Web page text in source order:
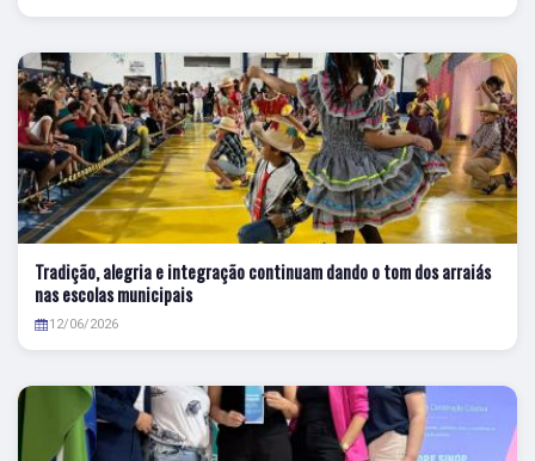
Tradição, alegria e integração continuam dando o tom dos arraiás
nas escolas municipais
12/06/2026